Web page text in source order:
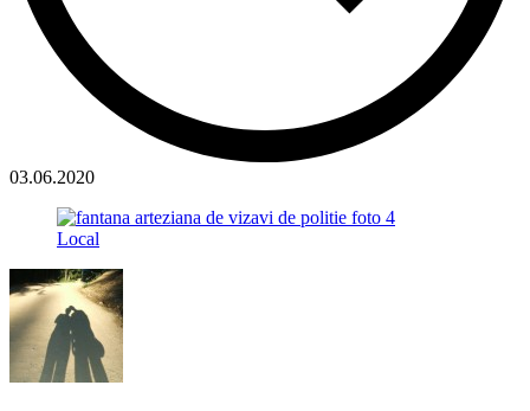
03.06.2020
Local